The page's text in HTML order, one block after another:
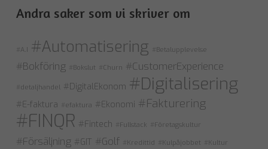
Andra saker som vi skriver om
#A.I #Automatisering #Betalupplevelse
#Bokföring #Bokslut #Churn #CustomerExperience
#detaljhandel #DigitalEkonom #Digitalisering
#E-faktura #efaktura #Ekonomi #Fakturering
#FINQR #Fintech #Fullstack #Företagskultur
#Försäljning #GIT #Golf #Kredittid #Kulpåjobbet #Kultur